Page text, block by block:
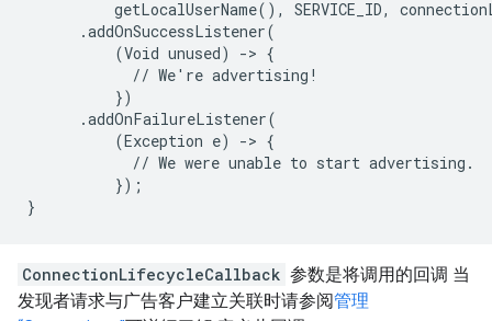
getLocalUserName(), SERVICE_ID,
      .addOnSuccessListener(
          (Void unused) -> {
            // We're advertising!
          })
      .addOnFailureListener(
          (Exception e) -> {
            // We were unable to start advertising.
          });
}
ConnectionLifecycleCallback 参数是将调用的回调 当
发现者请求与广告客户建立关联时请参阅管理